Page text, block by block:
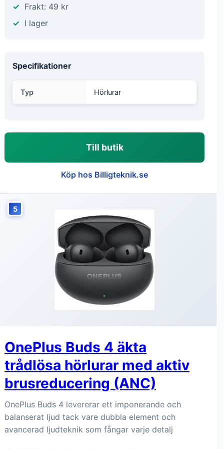
Frakt: 49 kr
I lager
Specifikationer
Typ Hörlurar
Till butik
Köp hos Billigteknik.se
5
OnePlus Buds 4 äkta
trådlösa hörlurar med aktiv
brusreducering (ANC)
OnePlus Buds 4 levererar ett imponerande och
balanserat ljud tack vare dubbla element och
avancerad ljudteknik som fångar varje detalj